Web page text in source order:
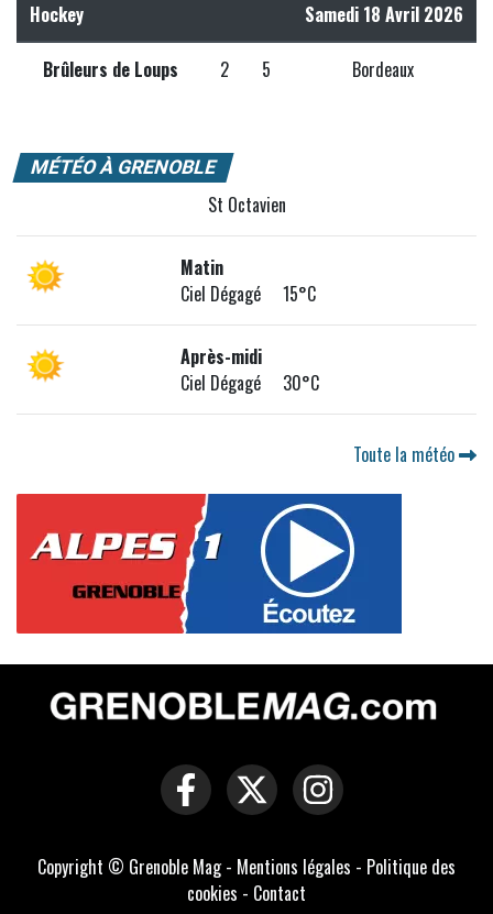
Hockey Samedi 18 Avril 2026
Brûleurs de Loups 2 5 Bordeaux
MÉTÉO À GRENOBLE
St Octavien
Matin
Ciel Dégagé 15°C
Après-midi
Ciel Dégagé 30°C
Toute la météo
Copyright © Grenoble Mag - Mentions légales - Politique des
cookies - Contact